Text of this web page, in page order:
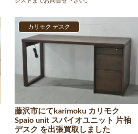
カリモク デスク
藤沢市にてkarimoku カリモク
Spaio unit スパイオユニット 片袖
デスク を出張買取しました